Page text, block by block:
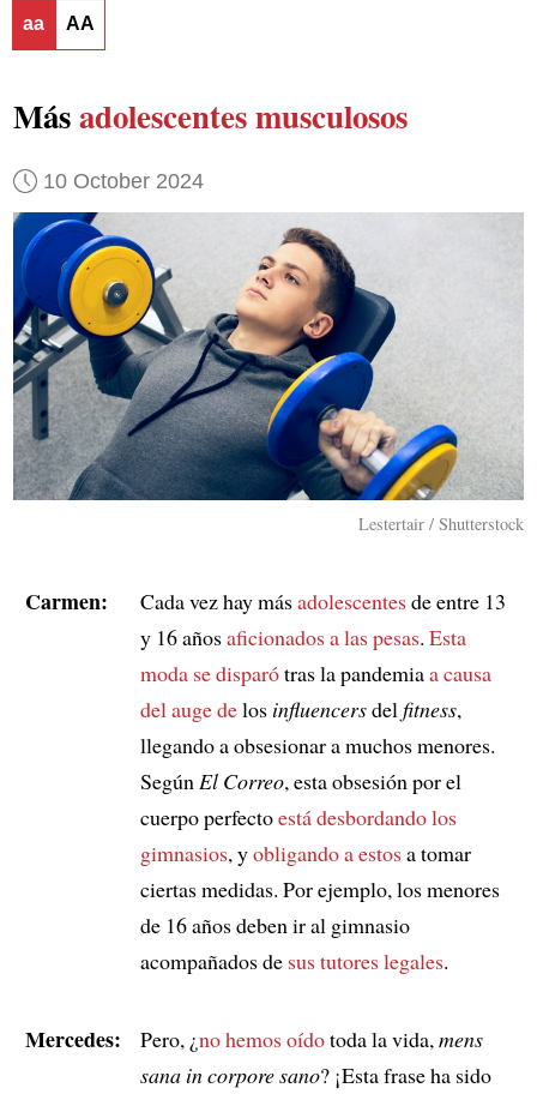
aa AA
Másadolescentes musculosos
10 October 2024
Lestertair / Shutterstock
Carmen: Cada vez hay másadolescentesde entre 13
y 16 añosaficionados a las pesas. Esta
moda se disparótras la pandemiaa causa
del auge delos influencersdel fitness,
llegando a obsesionar a muchos menores.
Según El Correo, esta obsesión por el
cuerpo perfectoestá desbordando los
gimnasios, yobligando a estosa tomar
ciertas medidas. Por ejemplo, los menores
de 16 años deben ir al gimnasio
acompañados de sus tutores legales.
Mercedes: Pero, ¿no hemos oídotoda la vida, mens
sana in corpore sano? ¡Esta frase ha sido